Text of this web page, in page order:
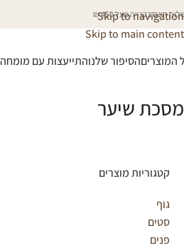
Skip to navigation
Skip to main content
חינם בקנייה מעל 450 ₪
המוצריםהסיפור שלנוהתייעצות עם מומחה
מסכת שיער
קטגוריות מוצרים
גוף
סטים
פנים